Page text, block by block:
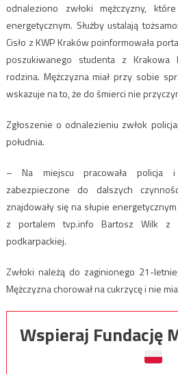
odnaleziono zwłoki mężczyzny,
energetycznym. Służby ustalają
Cisło z KWP Kraków poinformowała
poszukiwanego studenta z Krakowa
rodzina. Mężczyzna miał przy sobie
wskazuje na to, że do śmierci nie
Zgłoszenie o odnalezieniu zwłok
południa.
– Na miejscu pracowała policja i
zabezpieczone do dalszych
znajdowały się na słupie
z portalem tvp.info Bartosz Wilk z
podkarpackiej.
Zwłoki należą do zaginionego 21-
Mężczyzna chorował na cukrzycę i nie
Wspieraj Fundację